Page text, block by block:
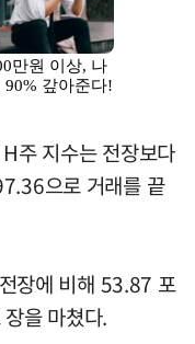
주 지수는 전장보다
으로 거래를 끝
장에 비해 53.87 포
을 마쳤다.